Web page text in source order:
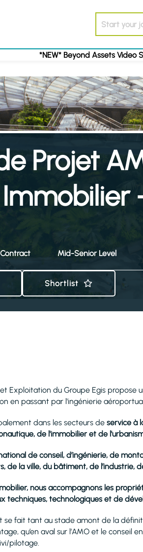
*NEW* Beyond Assets Video
Projet
Immobilier
Mid-Senior Level
Shortlist
et Exploitation du Groupe Egis
en passant par l'ingénierie
dans les secteurs de service à
de l'immobilier et de
de conseil, d’ingénierie, de
la ville, du bâtiment, de l’industrie,
nous accompagnons les
techniques, technologiques et de
se fait tant au stade amont de la
qu’en aval sur l’AMO et le conseil
pilotage.